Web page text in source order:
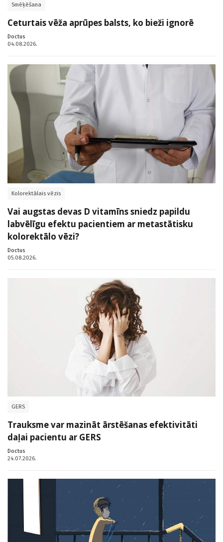
Smēķēšana
Ceturtais vēža aprūpes balsts, ko bieži ignorē
Doctus
04.08.2026.
Kolorektālais vēzis
Vai augstas devas D vitamīns sniedz papildu
labvēlīgu efektu pacientiem ar metastātisku
kolorektālo vēzi?
Doctus
05.08.2026.
GERS
Trauksme var mazināt ārstēšanas efektivitāti
daļai pacientu ar GERS
Doctus
24.07.2026.